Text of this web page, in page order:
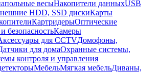
весыНакопители данныхUSB
HDD, SSD дискиКарты
КартридерыОптические
безопасностьКамеры
для CCTVДомофоны,
для домаОхранные системы,
контроля и управления
МебельМягкая мебельДиваны,